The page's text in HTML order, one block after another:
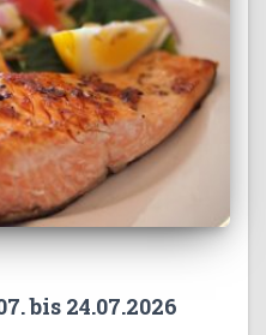
bis 24.07.2026